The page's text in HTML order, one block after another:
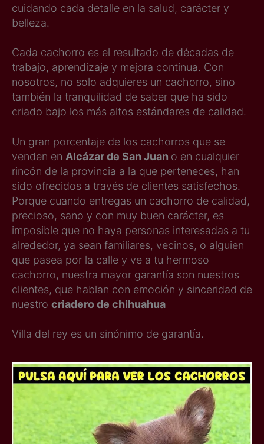
cuidando cada detalle en la salud, carácter y
belleza.
Cada cachorro es el resultado de décadas de
trabajo, aprendizaje y mejora continua. Con
nosotros, no solo adquieres un cachorro, sino
también la tranquilidad de saber que ha sido
criado bajo los más altos estándares de calidad.
Un gran porcentaje de los cachorros que se
venden en Alcázar de San Juan o en cualquier
rincón de la provincia a la que perteneces, han
sido ofrecidos a través de clientes satisfechos.
Porque cuando entregas un cachorro de calidad,
precioso, sano y con muy buen carácter, es
imposible que no haya personas interesadas a tu
alrededor, ya sean familiares, vecinos, o alguien
que pasea por la calle y ve a tu hermoso
cachorro, nuestra mayor garantía son nuestros
clientes, que hablan con emoción y sinceridad de
nuestro criadero de chihuahua
Villa del rey es un sinónimo de garantía.